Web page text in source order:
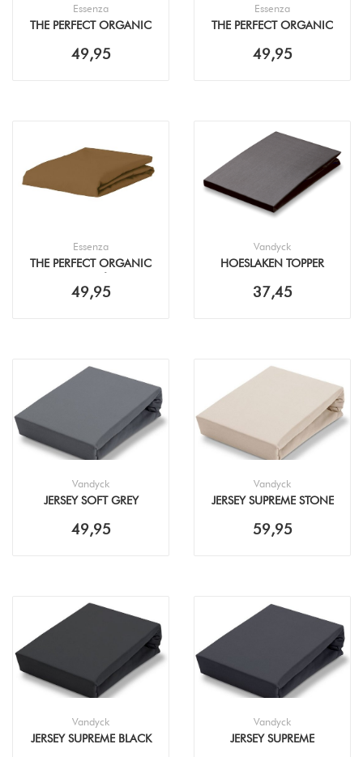
Essenza
THE PERFECT ORGANIC
HOESLAKEN
49,95
Essenza
THE PERFECT ORGANIC
HOESLAKEN
49,95
Essenza
THE PERFECT ORGANIC
HOESLAKEN
49,95
Vandyck
HOESLAKEN TOPPER
37,45
Vandyck
JERSEY SOFT GREY
49,95
Vandyck
JERSEY SUPREME STONE
59,95
Vandyck
JERSEY SUPREME BLACK
Vandyck
JERSEY SUPREME